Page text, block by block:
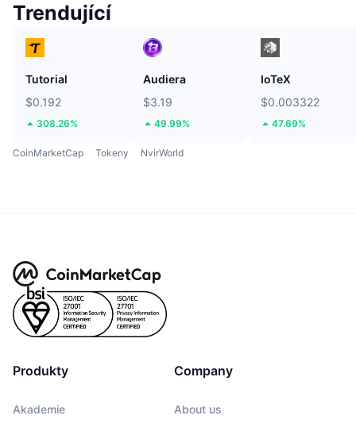
Trendující
Tutorial
$0.192
308.26%
Audiera
$3.19
49.99%
IoTeX
$0.003322
47.69%
CoinMarketCap Tokeny NvirWorld
Produkty
Akademie
Company
About us